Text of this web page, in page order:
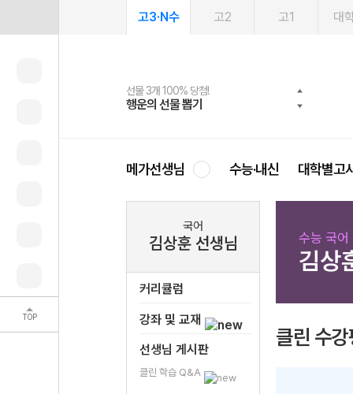
TOP
고3·N수 고2 고1 대
선물 3개 100% 당첨!
행운의 선물 뽑기
선물 100% 증정!
메가스터디 X 올리브
여름방학 스터디 캐시백
메가런 썸머스쿨
2027 러셀 단과
강사 공개선발
스마트러닝앱
설문 EVENT
메가패스
3일 무료 체험권
메가패스 수강생 무료혜택!
메가클럽 멤버십
사회공헌 캠페인
희망이룸 메가나눔
메가선생님 수능·내신 대학별고
국어
김상훈 선생님
커리큘럼
강좌 및 교재
선생님 게시판
클린 학습 Q&A
수능 국어
김상
클린 수강